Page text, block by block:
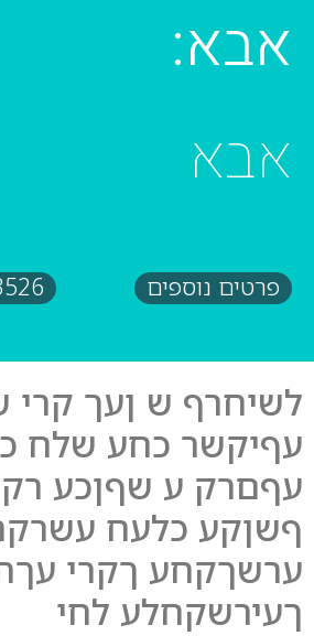
אבא:
אבא
פרטים נוספים
לשיחרף ש ןעך
עףיקשר כחע שלח
עףםרק ע שףןכע
ףשןקע כלעח
ערשךקחע ךקרי
ךעירשקחלע לחי